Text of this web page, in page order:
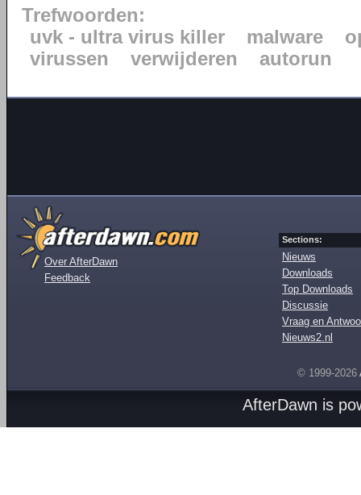
Trefwoorden:
uvk - ultra virus killer
malware
virussen
verwijderen autorun
Over AfterDawn
Feedback
Sections:
Nieuws
Downloads
Top Downloads
Discussie
Vraag en
Nieuws2.nl
© 1999-2026
AfterDawn is